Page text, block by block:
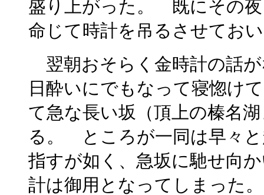
盛り上がった。 既にその
命じて時計を吊るさせてお
翌朝おそらく金時計の話
日酔いにでもなって寝惚け
て急な長い坂（頂上の榛名
る。 ところが一同は早々
指すが如く、急坂に馳せ向
計は御用となってしまった。